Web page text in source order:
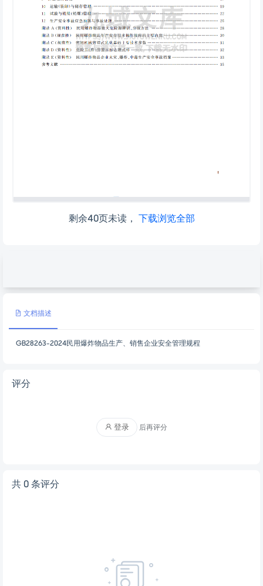
剩余40页未读， 下载浏览全部
文档描述
GB28263-2024民用爆炸物品生产、销售企业安全管理规程
评分
登录 后再评分
共 0 条评分